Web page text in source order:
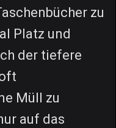
zu
Platz und
der tiefere
Müll zu
auf das